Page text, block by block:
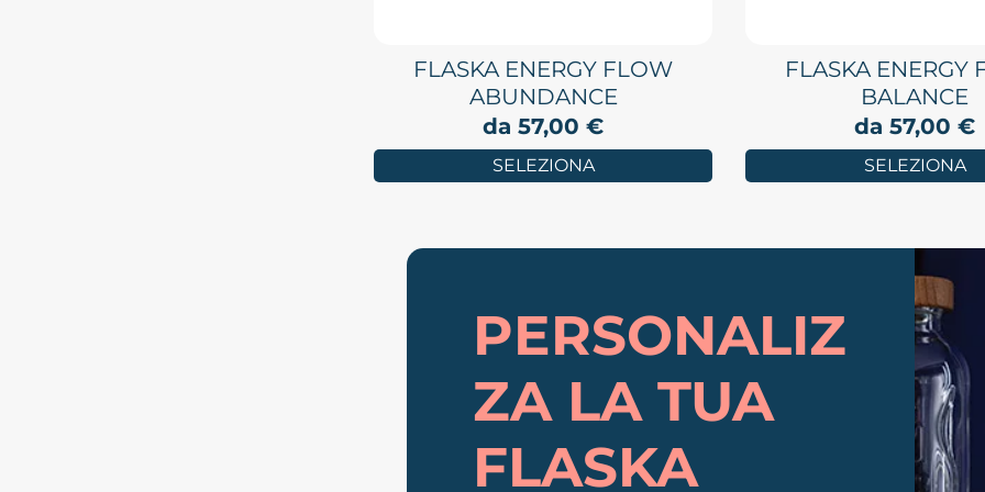
FLASKA ENERGY FLOW
ABUNDANCE
da 57,00 €
SELEZIONA
FLASKA ENERGY
BALANCE
da 57,00 €
SELEZIONA
PERSONALIZ
ZA LA TUA
FLASKA